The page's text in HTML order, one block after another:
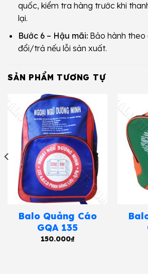
quốc, kiểm tra hàng trước khi
lại.
Bước 6 – Hậu mãi:Bảo hành theo
đổi/trả nếu lỗi sản xuất.
SẢN PHẨM TƯƠNG TỰ
Balo Quảng Cáo
GQA 135
150.000₫